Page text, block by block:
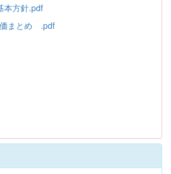
本方針.pdf
まとめ .pdf